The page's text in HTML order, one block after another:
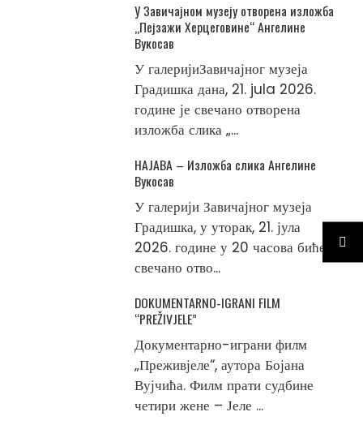
У Завичајном музеју отворена изложба
„Пејзажи Херцеговине“ Ангелине
Вукосав
У галеријиЗавичајног музеја
Градишка дана, 21. jula 2026.
године је свечано отворена
изложба слика „...
НАЈАВА – Изложба слика Ангелине
Вукосав
У галерији Завичајног музеја
Градишка, у уторак, 21. јула
2026. године у 20 часова биће
свечано отво...
DOKUMENTARNO-IGRANI FILM
“PREŽIVJELE”
Документарно-играни филм
„Преживјеле“, аутора Бојана
Вујчића. Филм прати судбине
четири жене – Јеле ...